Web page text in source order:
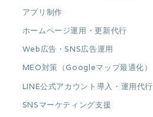
アプリ制作
ホームページ運用・更新代行
Web広告・SNS広告運用
MEO対策（Googleマップ最適化）
LINE公式アカウント導入・運用代行
SNSマーケティング支援